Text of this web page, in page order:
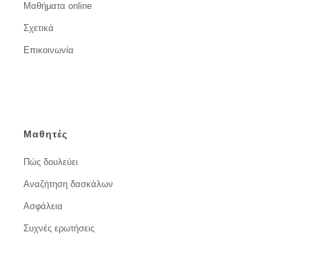
Μαθήματα online
Σχετικά
Επικοινωνία
Μαθητές
Πώς δουλεύει
Αναζήτηση δασκάλων
Ασφάλεια
Συχνές ερωτήσεις